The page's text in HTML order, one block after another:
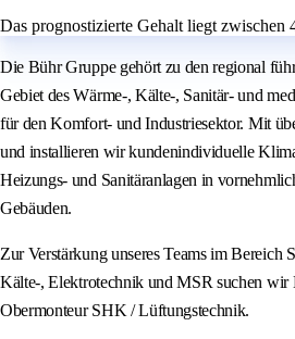
Das prognostizierte Gehalt liegt zwischen
Die Bühr Gruppe gehört zu den regional
Gebiet des Wärme-, Kälte-, Sanitär- und
für den Komfort- und Industriesektor. Mit
und installieren wir kundenindividuelle
Heizungs- und Sanitäranlagen in
Gebäuden.
Zur Verstärkung unseres Teams im Bereich
Kälte-, Elektrotechnik und MSR suchen wir
Obermonteur SHK / Lüftungstechnik.